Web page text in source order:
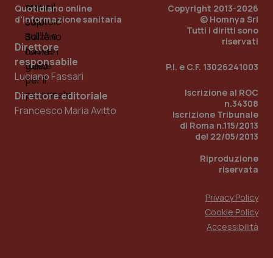
Quotidiano online
d'informazione sanitaria
Direttore
responsabile
Luciano Fassari
Direttore editoriale
Francesco Maria Avitto
Copyright 2013-2026
© Homnya Srl
Tutti i diritti sono
riservati
P.I. e C.F. 13026241003
Iscrizione al ROC
n.34308
Iscrizione Tribunale
di Roma n.115/2013
del 22/05/2013
Riproduzione
riservata
Privacy Policy
Cookie Policy
Accessibilità